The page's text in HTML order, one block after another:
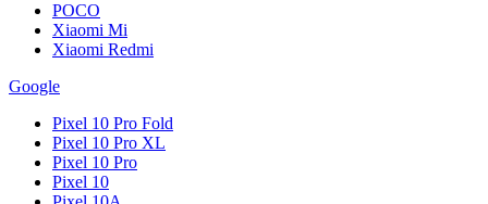
POCO
Xiaomi Mi
Xiaomi Redmi
Google
Pixel 10 Pro Fold
Pixel 10 Pro XL
Pixel 10 Pro
Pixel 10